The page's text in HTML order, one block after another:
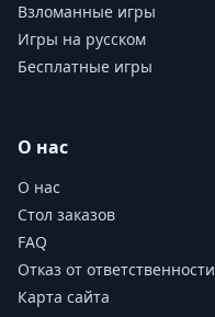
Взломанные игры
Игры на русском
Бесплатные игры
О нас
О нас
Стол заказов
FAQ
Отказ от ответственности
Карта сайта